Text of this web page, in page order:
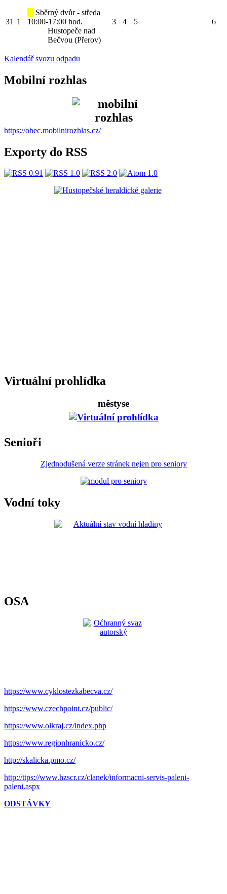
31 1
Sběrný dvůr - středa
10:00-17:00 hod.
Hustopeče nad
Bečvou (Přerov)
3 4 5 6
Kalendář svozu odpadu
Mobilní rozhlas
https://obec.mobilnirozhlas.cz/
Exporty do RSS
Virtuální prohlídka
městyse
Senioři
Zjednodušená verze stránek nejen pro seniory
Vodní toky
OSA
https://www.cyklostezkabecva.cz/
https://www.czechpoint.cz/public/
https://www.olkraj.cz/index.php
https://www.regionhranicko.cz/
http://skalicka.pmo.cz/
http://ttps://www.hzscr.cz/clanek/informacni-servis-paleni-
paleni.aspx
ODSTÁVKY